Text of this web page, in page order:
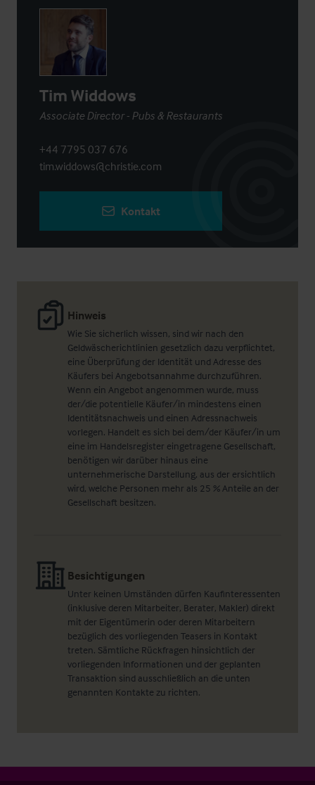
Hinweis
Wie Sie sicherlich wissen, sind wir nach den
Geldwäscherichtlinien gesetzlich dazu verpflichtet,
eine Überprüfung der Identität und Adresse des
Käufers bei Angebotsannahme durchzuführen.
Wenn ein Angebot angenommen wurde, muss
der/die potentielle Käufer/in mindestens einen
Identitätsnachweis und einen Adressnachweis
vorlegen. Handelt es sich bei dem/der Käufer/in um
eine im Handelsregister eingetragene Gesellschaft,
benötigen wir darüber hinaus eine
unternehmerische Darstellung, aus der ersichtlich
wird, welche Personen mehr als 25 % Anteile an der
Gesellschaft besitzen.
Besichtigungen
Unter keinen Umständen dürfen Kaufinteressenten
(inklusive deren Mitarbeiter, Berater, Makler) direkt
mit der Eigentümerin oder deren Mitarbeitern
bezüglich des vorliegenden Teasers in Kontakt
treten. Sämtliche Rückfragen hinsichtlich der
vorliegenden Informationen und der geplanten
Transaktion sind ausschließlich an die unten
genannten Kontakte zu richten.
Tim Widdows
Associate Director - Pubs & Restaurants
+44 7795 037 676
tim.widdows@christie.com
Kontakt